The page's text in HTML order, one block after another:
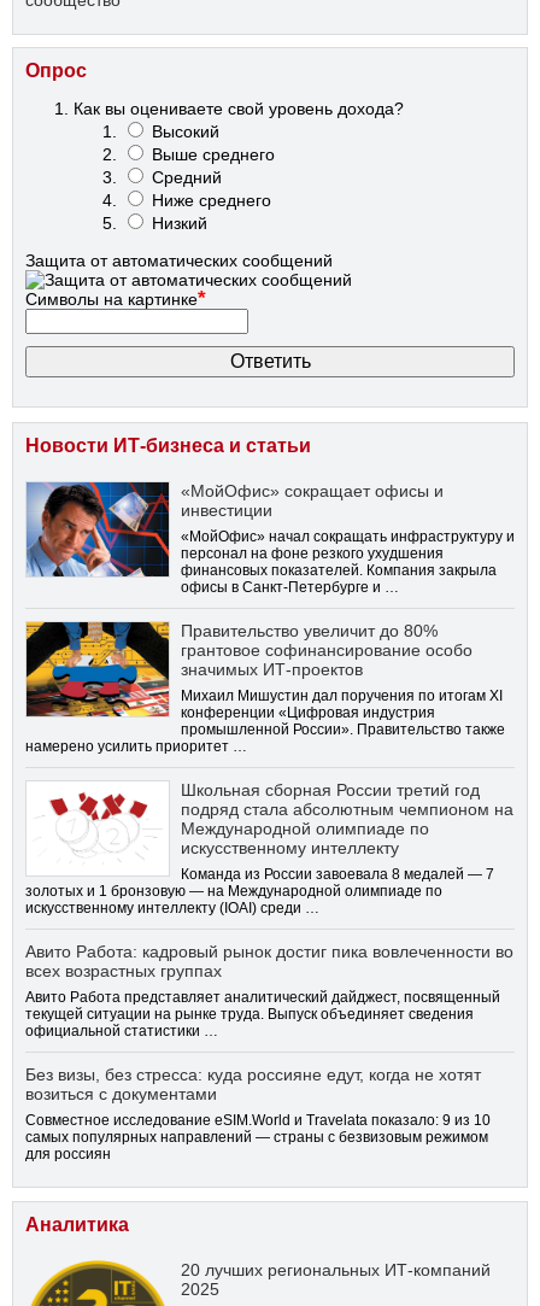
Опрос
Как вы оцениваете свой уровень дохода?
Высокий
Выше среднего
Средний
Ниже среднего
Низкий
Защита от автоматических сообщений
Символы на картинке*
Новости ИТ-бизнеса и статьи
«МойОфис» сокращает офисы и
инвестиции
«МойОфис» начал сокращать инфраструктуру и
персонал на фоне резкого ухудшения
финансовых показателей. Компания закрыла
офисы в Санкт-Петербурге и …
Правительство увеличит до 80%
грантовое софинансирование особо
значимых ИТ-проектов
Михаил Мишустин дал поручения по итогам XI
конференции «Цифровая индустрия
промышленной России». Правительство также
намерено усилить приоритет …
Школьная сборная России третий год
подряд стала абсолютным чемпионом на
Международной олимпиаде по
искусственному интеллекту
Команда из России завоевала 8 медалей — 7
золотых и 1 бронзовую — на Международной олимпиаде по
искусственному интеллекту (IOAI) среди …
Авито Работа: кадровый рынок достиг пика вовлеченности во
всех возрастных группах
Авито Работа представляет аналитический дайджест, посвященный
текущей ситуации на рынке труда. Выпуск объединяет сведения
официальной статистики …
Без визы, без стресса: куда россияне едут, когда не хотят
возиться с документами
Совместное исследование eSIM.World и Travelata показало: 9 из 10
самых популярных направлений — страны с безвизовым режимом
для россиян
Аналитика
20 лучших региональных ИТ-компаний
2025